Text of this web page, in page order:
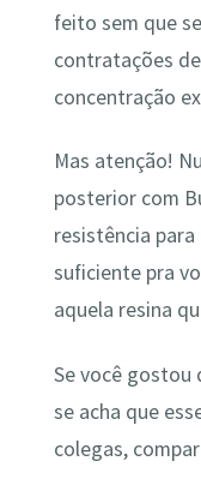
feito sem que
contratações
concentração
Mas atenção!
posterior com
resistência para
suficiente pra
aquela resina
Se você gostou
se acha que
colegas,